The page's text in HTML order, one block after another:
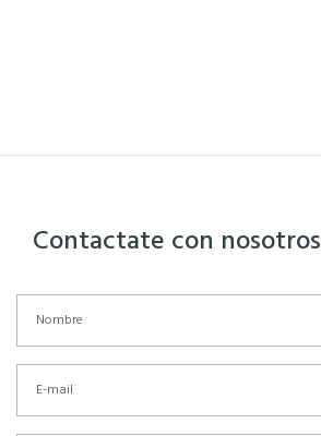
Contactate con nosotros